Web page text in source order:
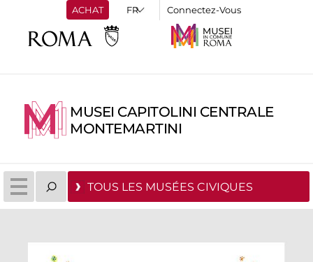
ACHAT Connectez-Vous
MUSEI CAPITOLINI CENTRALE
MONTEMARTINI
TOUS LES MUSÉES CIVIQUES